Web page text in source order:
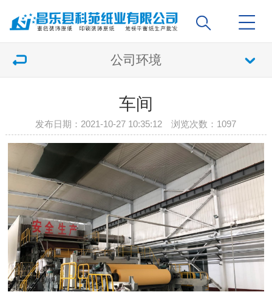
公司环境
车间
发布日期：2021-10-27 10:35:12 浏览次数： 1097